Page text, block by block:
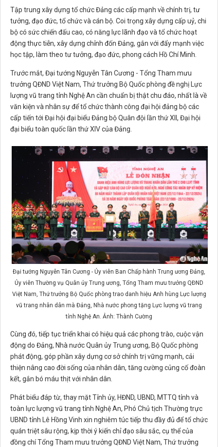
Tập trung xây dựng tổ chức Đảng các cấp mạnh về chính trị, tư
tưởng, đạo đức, tổ chức và cán bộ. Coi trọng xây dựng cấp uỷ, chi
bộ có sức chiến đấu cao, có năng lực lãnh đạo và tổ chức hoạt
động thực tiễn, xây dựng chỉnh đốn Đảng, gắn với đẩy mạnh việc
học tập, làm theo tư tưởng, đạo đức, phong cách Hồ Chí Minh.
Trước mắt, Đại tướng Nguyễn Tân Cương - Tổng Tham mưu
trưởng QĐND Việt Nam, Thứ trưởng Bộ Quốc phòng đề nghị Lực
lượng vũ trang tỉnh Nghệ An cần chuẩn bị thật chu đáo, nhất là về
văn kiện và nhân sự để tổ chức thành công đại hội đảng bộ các
cấp tiến tới Đại hội đại biểu Đảng bộ Quân đội lần thứ XII, Đại hội
đại biểu toàn quốc lần thứ XIV của Đảng.
Đại tướng Nguyễn Tân Cương - Ủy viên Ban Chấp hành Trung ương Đảng,
Ủy viên Thường vụ Quân ủy Trung ương, Tổng Tham mưu trưởng QĐND
Việt Nam, Thứ trưởng Bộ Quốc phòng trao danh hiệu Anh hùng Lực lượng
vũ trang nhân dân mà Đảng, Nhà nước phong tặng Lực lượng vũ trang
tỉnh Nghệ An. Ảnh: Thành Cường
Cùng đó, tiếp tục triển khai có hiệu quả các phong trào, cuộc vận
động do Đảng, Nhà nước Quân ủy Trung ương, Bộ Quốc phòng
phát động, góp phần xây dựng cơ sở chính trị vững mạnh, cải
thiện nâng cao đời sống của nhân dân, tăng cường củng cố đoàn
kết, gắn bó máu thịt với nhân dân.
Phát biểu đáp từ, thay mặt Tỉnh ủy, HĐND, UBND, MTTQ tỉnh và
toàn lực lượng vũ trang tỉnh Nghệ An, Phó Chủ tịch Thường trực
UBND tỉnh Lê Hồng Vinh xin nghiêm túc tiếp thu đầy đủ để tổ chức
quán triệt sâu rộng, kịp thời ý kiến chỉ đạo sâu sắc, cụ thể của
đồng chí Tổng Tham mưu trưởng QĐND Việt Nam, Thứ trưởng